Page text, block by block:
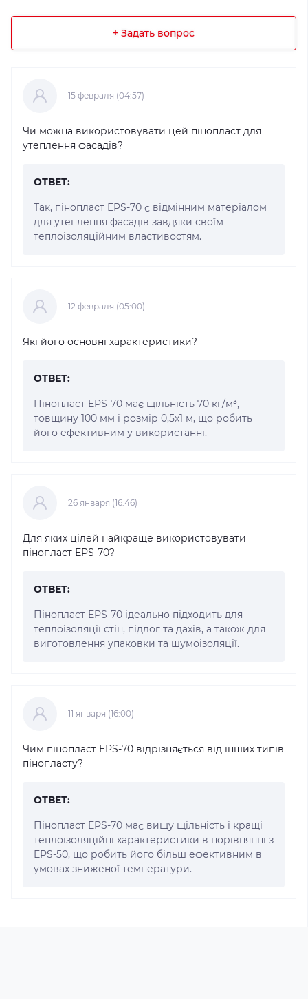
+ Задать вопрос
15 февраля (04:57)
Чи можна використовувати цей пінопласт для
утеплення фасадів?
ОТВЕТ:
Так, пінопласт EPS-70 є відмінним матеріалом
для утеплення фасадів завдяки своїм
теплоізоляційним властивостям.
12 февраля (05:00)
Які його основні характеристики?
ОТВЕТ:
Пінопласт EPS-70 має щільність 70 кг/м³,
товщину 100 мм і розмір 0,5х1 м, що робить
його ефективним у використанні.
26 января (16:46)
Для яких цілей найкраще використовувати
пінопласт EPS-70?
ОТВЕТ:
Пінопласт EPS-70 ідеально підходить для
теплоізоляції стін, підлог та дахів, а також для
виготовлення упаковки та шумоізоляції.
11 января (16:00)
Чим пінопласт EPS-70 відрізняється від інших типів
пінопласту?
ОТВЕТ:
Пінопласт EPS-70 має вищу щільність і кращі
теплоізоляційні характеристики в порівнянні з
EPS-50, що робить його більш ефективним в
умовах зниженої температури.